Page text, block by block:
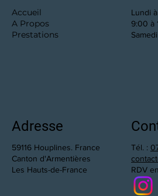
Accueil
A Propos
Prestations
Adresse
59116 Houplines. France
Canton d'Armentières
Les Hauts-de-France
Lundi
9:00 à
Tél. :
RDV